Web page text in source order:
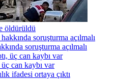
öldürüldü
soruşturma açılmalı
can kaybı var